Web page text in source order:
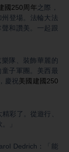
國250周年之際，
登場。法輪大法
聲和讚美。一起跟
隊、裝飾華麗的
子軍團。美西最
慶祝美國建國250
彩了。從遊行、
」
Dedrich：「能